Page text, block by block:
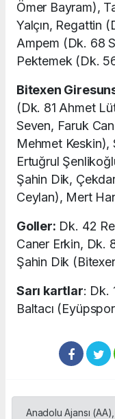
Ömer Bayram),
Yalçın, Regattin
Ampem (Dk. 68
Pektemek (Dk.
Bitexen
(Dk. 81 Ahmet
Seven, Faruk
Mehmet
Ertuğrul
Şahin Dik,
Ceylan), Mert
Goller: Dk. 42
Caner Erkin, Dk.
Şahin Dik
Sarı kartlar: Dk.
Baltacı
Anadolu Ajansı